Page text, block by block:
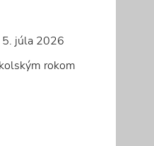
5. júla 2026
rokom